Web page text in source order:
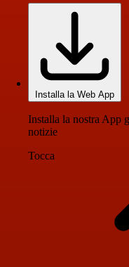
Installa la Web App
Installa la nostra App
notizie
Tocca